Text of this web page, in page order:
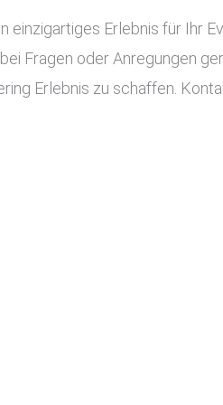
einzigartiges Erlebnis für Ihr
Fragen oder Anregungen
Erlebnis zu schaffen.